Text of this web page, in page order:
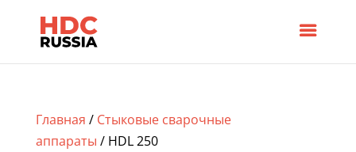
Главная / Стыковые сварочные
аппараты / HDL 250